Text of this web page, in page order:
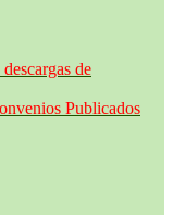
de
Publicados